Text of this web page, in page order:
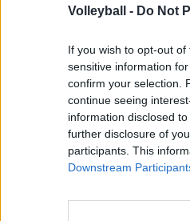
Volleyball - Do Not
If you wish to opt-out
sensitive information
confirm your selection.
continue seeing
information disclosed
further disclosure of
participants. This
Downstream